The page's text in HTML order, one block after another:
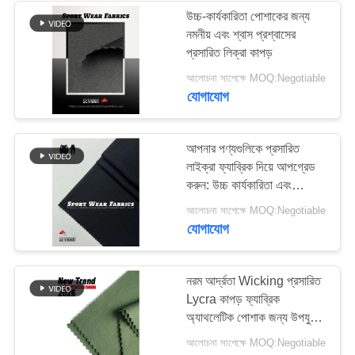
Activewear নিট
ফ্যাব্রিক
যোগ পোশাক ফ্যাব্রিক
164
উচ্চ-কার্যকারিতা পোশাকের জন্য
নমনীয় এবং শ্বাস প্রশ্বাসের
প্রসারিত লিক্রা কাপড়
আলোচনা সাপেক্ষে MOQ:Negotiable
যোগাযোগ
আপনার পণ্যগুলিকে প্রসারিত
লাইক্রা ফ্যাব্রিক দিয়ে আপগ্রেড
করুন: উচ্চ কার্যকারিতা এবং
স্থায়িত্বের জন্য সেরা পছন্দ
আলোচনা সাপেক্ষে MOQ:Negotiable
যোগাযোগ
নরম আর্দ্রতা Wicking প্রসারিত
Lycra কাপড় ফ্যাব্রিক
অ্যাথলেটিক পোশাক জন্য উপযুক্ত
যোগ প্যান্ট এবং ফিটনেস পোশাক
আলোচনা সাপেক্ষে MOQ:Negotiable